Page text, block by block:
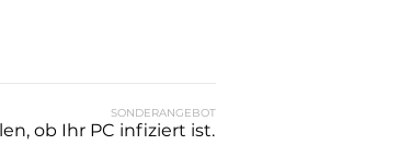
SONDERANGEBOT
ob Ihr PC infiziert ist.